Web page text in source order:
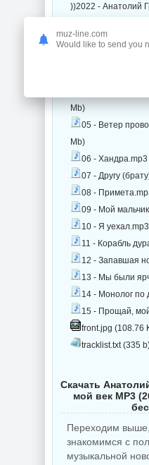
))2022 - Анатолий
01 - Аллея
Mb)
05 - Ветер
Mb)
06 -
07 - Другу
08 -
09 - Мой
10 - Я
11 - Корабль
12 - Запавшая
13 - Мы были
14 - Монолог по
15 - Прощай,
front.jpg (108.76
tracklist.txt (335
Скачать
мой век MP3
Переходим
знакомимся с
музыкальной
muz-line.com
Would like to send you